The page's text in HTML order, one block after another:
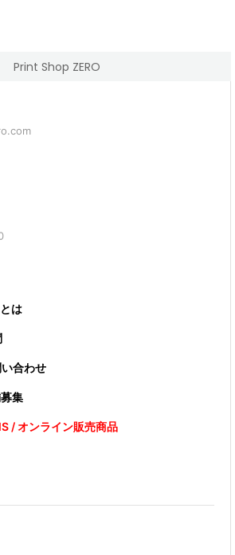
Print Shop ZERO
は
合わせ
集
/ オンライン販売商品